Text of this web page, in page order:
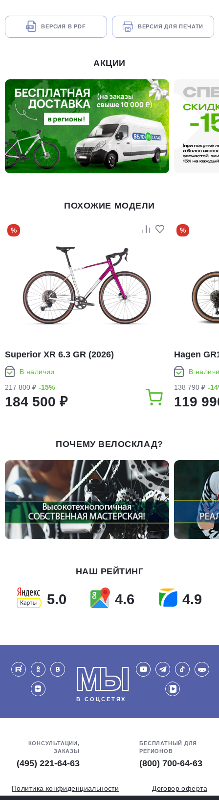
ВЕРСИЯ В PDF ВЕРСИЯ ДЛЯ ПЕЧАТИ
АКЦИИ
ПОХОЖИЕ МОДЕЛИ
%
Superior XR 6.3 GR (2026)
В наличии
217 800 ₽ -15%
184 500 ₽
%
Hagen
В
138 790 ₽ -
119
ПОЧЕМУ ВЕЛОСКЛАД?
НАШ РЕЙТИНГ
5.0 4.6 4.9
МЫ
В СОЦСЕТЯХ
КОНСУЛЬТАЦИИ,
ЗАКАЗЫ
(495) 221-64-63
БЕСПЛАТНЫЙ ДЛЯ
РЕГИОНОВ
(800) 700-64-63
Политика конфиденциальности
Договор оферта
Обработка персональных данных
СОУТ